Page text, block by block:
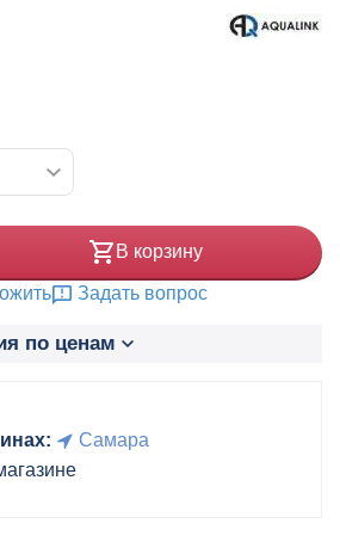
В корзину
Задать вопрос
по ценам
Самара